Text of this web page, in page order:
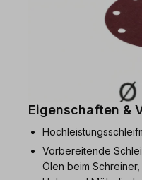
Eigenschaften &
Vorbereitende
Ölen beim